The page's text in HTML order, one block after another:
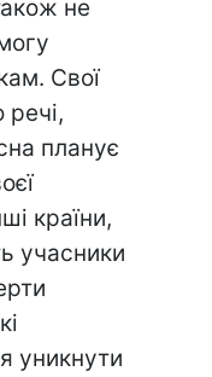
не
Свої
речі,
планує
країни,
учасники
уникнути